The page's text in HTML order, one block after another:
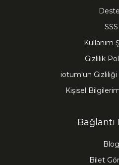
SSS
Kullanım
Gizlilik
iotum'un Gizliliği
Kişisel
Bağlantı
Blog
Bilet